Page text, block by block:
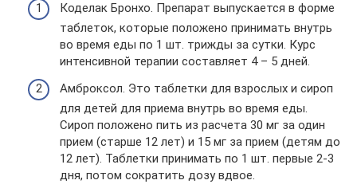
Коделак Бронхо. Препарат выпускается в форме
таблеток, которые положено принимать внутрь
во время еды по 1 шт. трижды за сутки. Курс
интенсивной терапии составляет 4 – 5 дней.
Амброксол. Это таблетки для взрослых и сироп
для детей для приема внутрь во время еды.
Сироп положено пить из расчета 30 мг за один
прием (старше 12 лет) и 15 мг за прием (детям до
12 лет). Таблетки принимать по 1 шт. первые 2-3
дня, потом сократить дозу вдвое.